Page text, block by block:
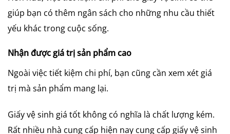
giúp bạn có thêm ngân sách cho những nhu cầu thiết
yếu khác trong cuộc sống.
Nhận được giá trị sản phẩm cao
Ngoài việc tiết kiệm chi phí, bạn cũng cần xem xét giá
trị mà sản phẩm mang lại.
Giấy vệ sinh giá tốt không có nghĩa là chất lượng kém.
Rất nhiều nhà cung cấp hiện nay cung cấp giấy vệ sinh